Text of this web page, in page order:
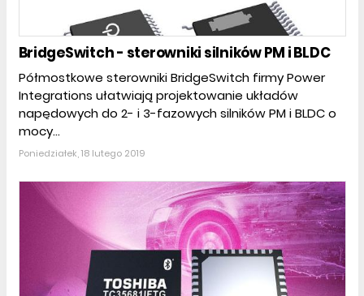
BridgeSwitch - sterowniki silników PM i BLDC
Półmostkowe sterowniki BridgeSwitch firmy Power
Integrations ułatwiają projektowanie układów
napędowych do 2- i 3-fazowych silników PM i BLDC o
mocy...
Poniedziałek, 18 lutego 2019